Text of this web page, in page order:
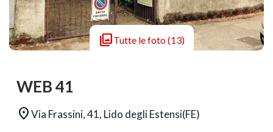
Tutte le foto (13)
WEB 41
Via Frassini, 41, Lido degli Estensi(FE)